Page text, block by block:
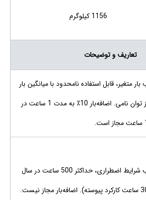
1156 کیلوگرم
تعاریف و توضیحات
متغیر، قابل استفاده نامحدود با میانگین بار
70٪ از توان نامی. اضافه‌بار 10٪ به مدت 1 ساعت در
مناسب شرایط اضطراری، حداکثر 500 ساعت در سال